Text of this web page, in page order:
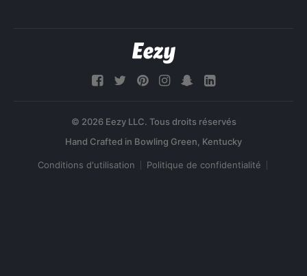
© 2026 Eezy LLC. Tous droits réservés
Conditions d'utilisation Politique de confidentialité